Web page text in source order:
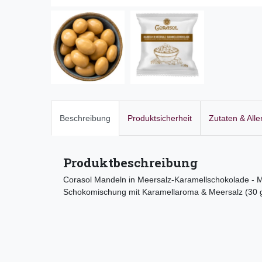
Beschreibung Produktsicherheit Zutaten &
Produktbeschreibung
Corasol Mandeln in Meersalz-Karamellschokolade -
Schokomischung mit Karamellaroma & Meersalz (30